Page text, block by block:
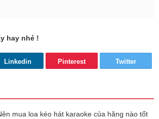
hay nhé !
Linkedin Pinterest Twitter
mua loa kéo hát karaoke của hãng nào tốt